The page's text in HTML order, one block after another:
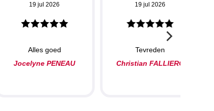
19 jul 2026
Alles goed
Jocelyne PENEAU
19 jul 2026
Tevreden
Christian FALLIERO